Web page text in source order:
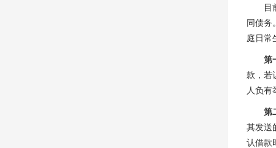
目
同债
庭日常
第
款，若
人负有
第
其发送
认借款